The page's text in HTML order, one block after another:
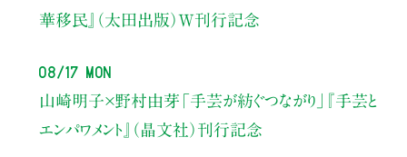
華移民』（太田出版）W刊行記念
08/17 Mon
山崎明子×野村由芽 「手芸が紡ぐつながり」
『手芸と
エンパワメント』（晶文社）刊行記念